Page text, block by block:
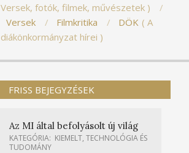
Versek, fotók, filmek, művészetek
Versek Filmkritika DÖK
A
diákönkormányzat hírei
FRISS BEJEGYZÉSEK
Az MI által befolyásolt új világ
KATEGÓRIA: KIEMELT, TECHNOLÓGIA ÉS
TUDOMÁNY